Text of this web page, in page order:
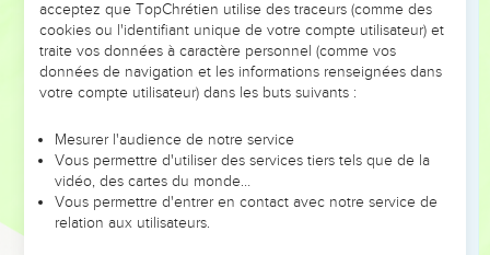
servant?" David said, "To buy your threshing floor, to build an
altar to Yahweh, that the plague may be stopped from
afflicting the people."
Araunah said to David, "Let my lord the king take and offer
offering, and the threshing instruments and the yokes of the
oxen for the wood:
all this, king, does Araunah give to the king." Araunah said
to the king, "May Yahweh your God accept you."
acceptez que TopChrétien utilise des traceurs (comme des
cookies ou l'identifiant unique de votre compte utilisateur) et
traite vos données à caractère personnel (comme vos
données de navigation et les informations renseignées dans
votre compte utilisateur) dans les buts suivants :
Mesurer l'audience de notre service
Vous permettre d'utiliser des services tiers tels que de la
vidéo, des cartes du monde…
Vous permettre d'entrer en contact avec notre service de
relation aux utilisateurs.